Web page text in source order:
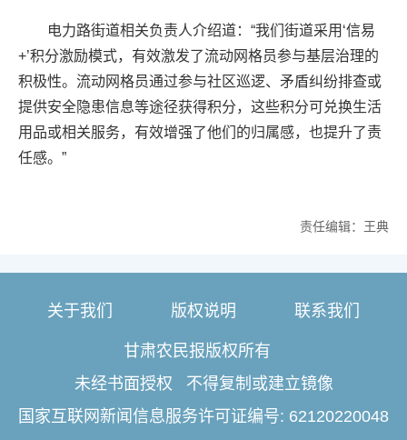
电力路街道相关负责人介绍道：“我们街道采用‘信易
+’积分激励模式，有效激发了流动网格员参与基层治理的
积极性。流动网格员通过参与社区巡逻、矛盾纠纷排查或
提供安全隐患信息等途径获得积分，这些积分可兑换生活
用品或相关服务，有效增强了他们的归属感，也提升了责
任感。”
责任编辑：王典
关于我们 版权说明 联系我们
甘肃农民报版权所有
未经书面授权 不得复制或建立镜像
国家互联网新闻信息服务许可证编号: 62120220048